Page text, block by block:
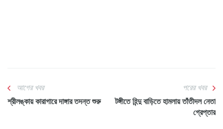
আগের খবর
শ্রীলঙ্কায় কারাগারে দাঙ্গার তদন্ত শুরু
পরের খবর
টঙ্গীতে হিন্দু বাড়িতে হামলায় তাঁতীদল নেতা
গ্রেপ্তার